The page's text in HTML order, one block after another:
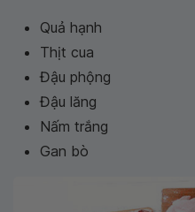
Quả hạnh
Thịt cua
Đậu phộng
Đậu lăng
Nấm trắng
Gan bò